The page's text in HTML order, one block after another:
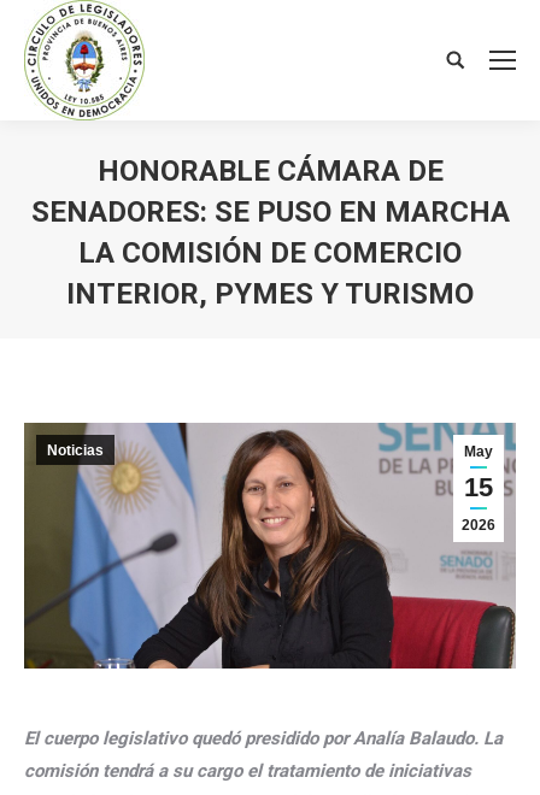
Search:
HONORABLE CÁMARA DE
SENADORES: SE PUSO EN MARCHA
LA COMISIÓN DE COMERCIO
INTERIOR, PYMES Y TURISMO
May
15
2026
Noticias
El cuerpo legislativo quedó presidido por Analía Balaudo. La
comisión tendrá a su cargo el tratamiento de iniciativas